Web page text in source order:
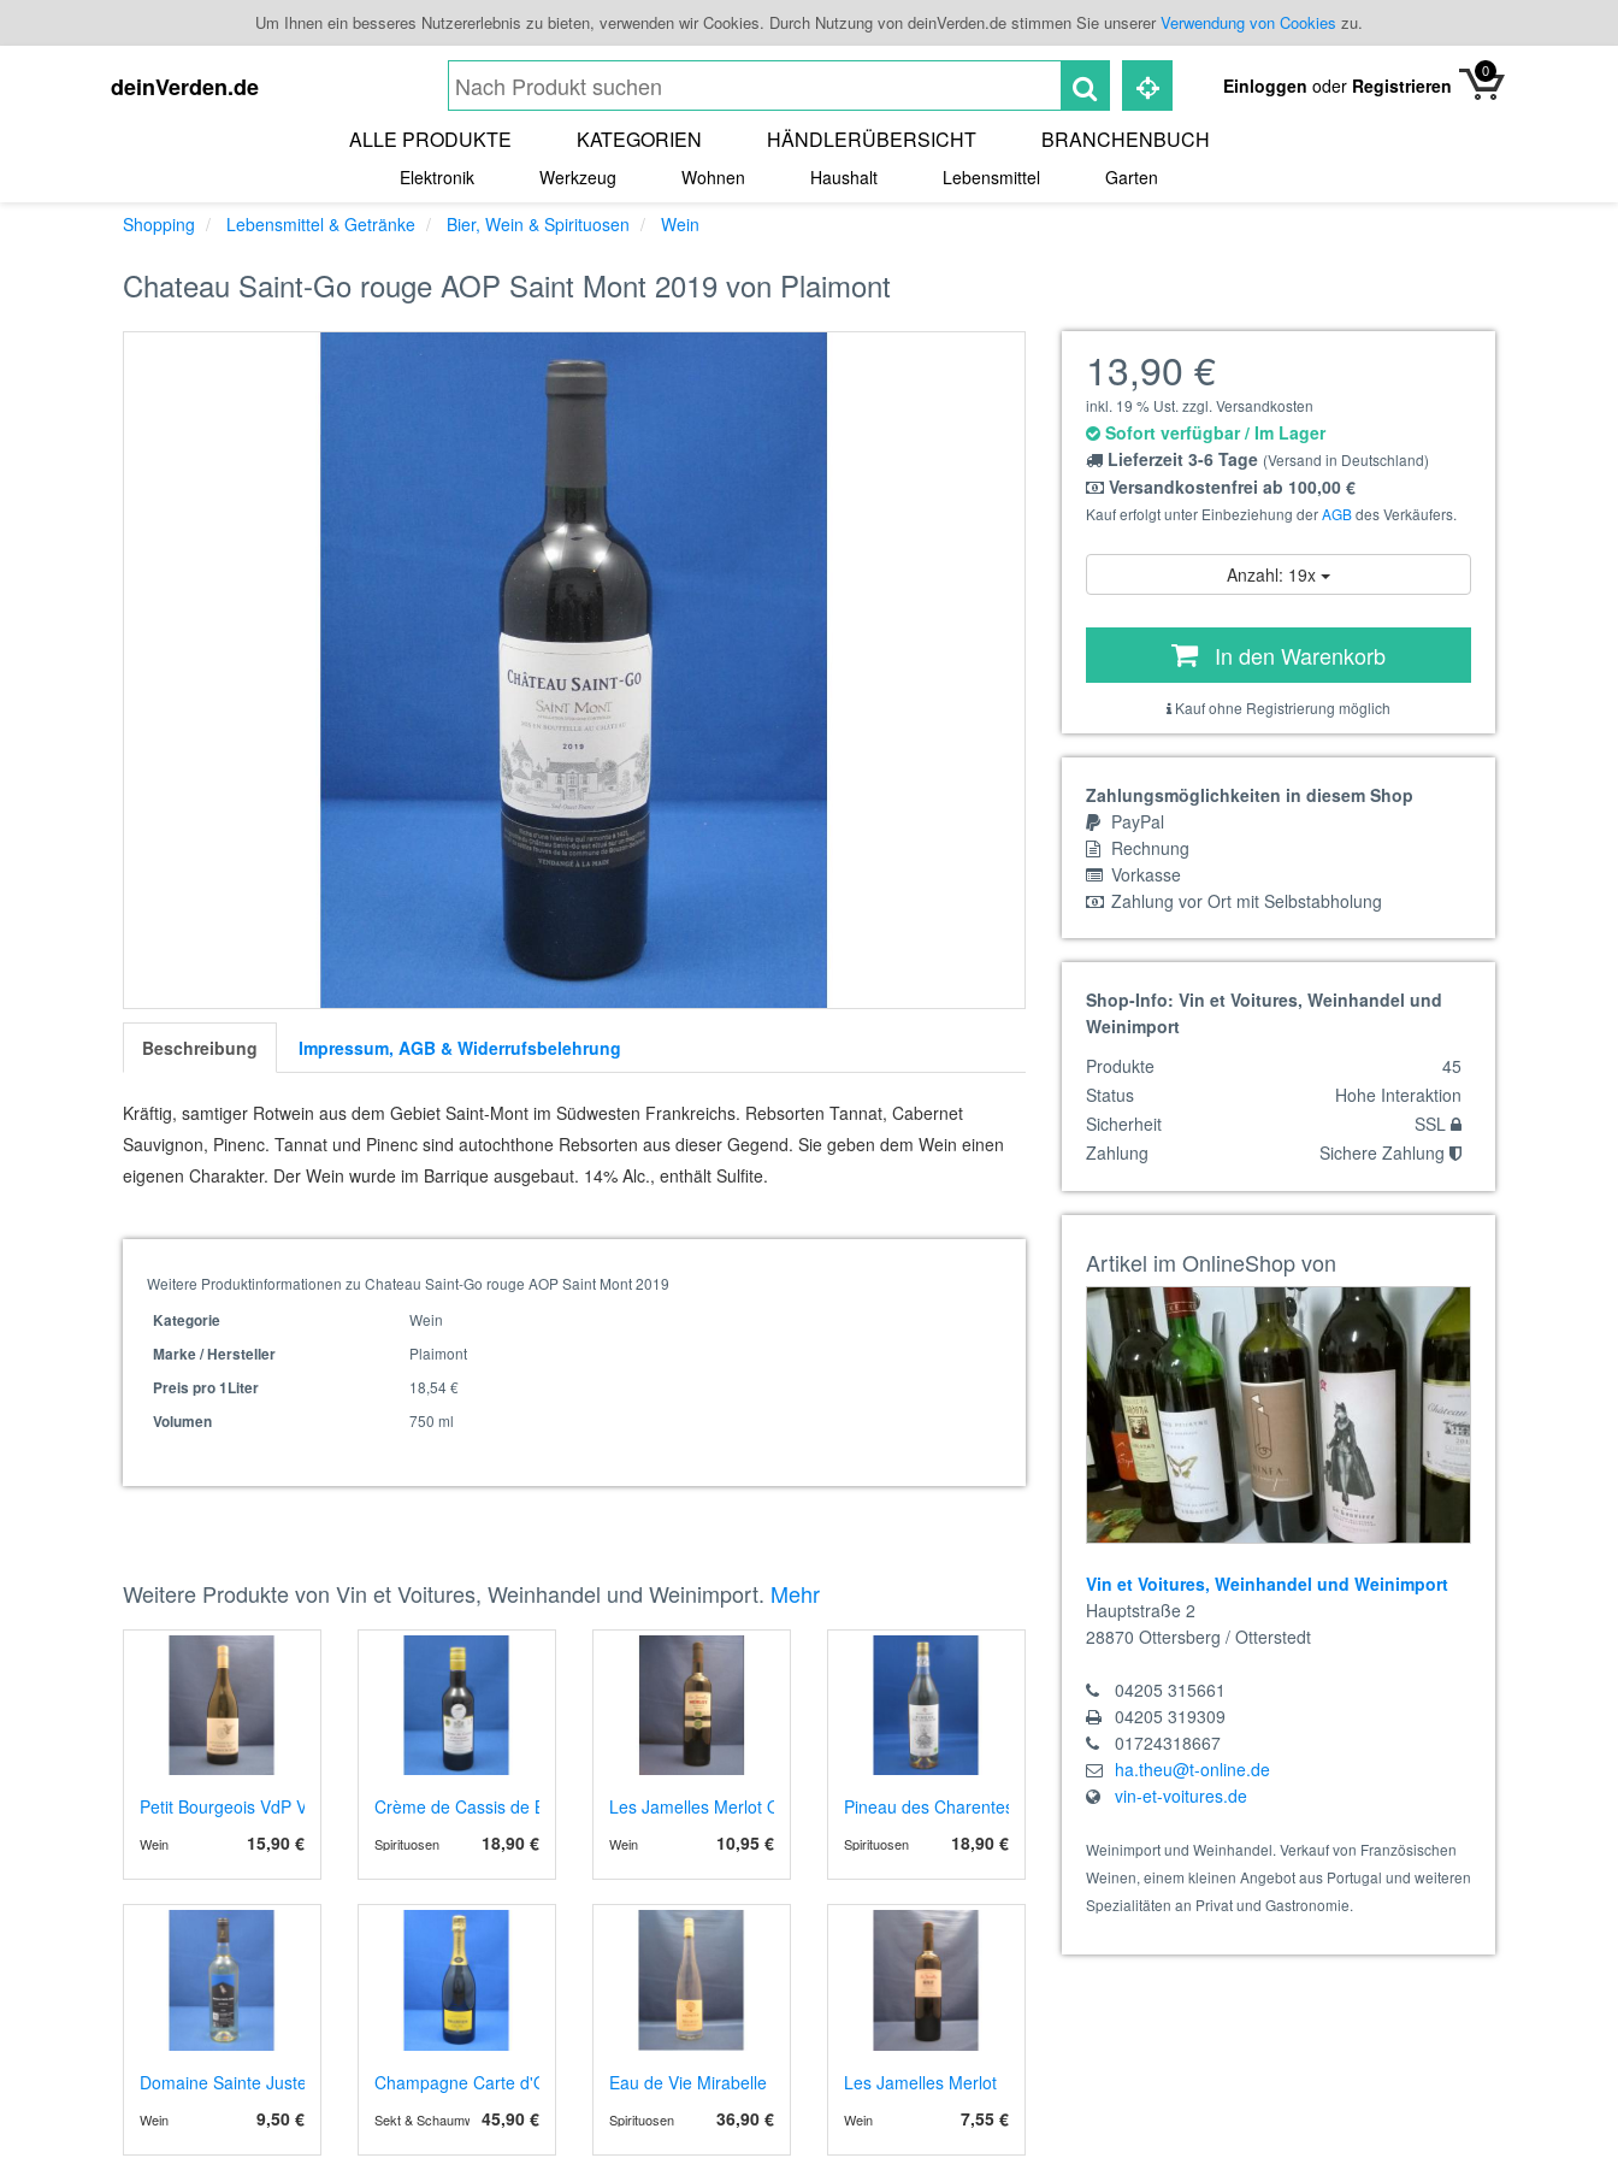
Um Ihnen ein besseres Nutzererlebnis zu bieten, verwenden wir Cookies. Durch Nutzung von deinVerden.de stimmen Sie unsererVerwendung von Cookies zu.
deinVerden.de Einloggen oder Registrieren
0
ALLE PRODUKTE KATEGORIEN HÄNDLERÜBERSICHT BRANCHENBUCH
Elektronik Werkzeug Wohnen Haushalt Lebensmittel
Garten
Shopping
Lebensmittel & Getränke Bier, Wein & Spirituosen Wein
Chateau Saint-Go rouge AOP Saint Mont 2019 von Plaimont
Beschreibung Impressum, AGB & Widerrufsbelehrung
Kräftig, samtiger Rotwein aus dem Gebiet Saint-Mont im Südwesten Frankreichs. Rebsorten Tannat, Cabernet
Sauvignon, Pinenc. Tannat und Pinenc sind autochthone Rebsorten aus dieser Gegend. Sie geben dem Wein einen
eigenen Charakter. Der Wein wurde im Barrique ausgebaut. 14% Alc., enthält Sulfite.
Weitere Produktinformationen zu Chateau Saint-Go rouge AOP Saint Mont 2019
Kategorie
Wein
Marke / Hersteller
Plaimont
Preis pro 1Liter
18,54 €
Volumen
750 ml
Weitere Produkte von Vin et Voitures, Weinhandel und Weinimport. Mehr
Petit Bourgeois VdP Val de Loire 2023
15,90 €
Wein
Crème de Cassis de Bourgogne
18,90 €
Spirituosen
Les Jamelles Merlot Organic
10,95 €
Wein
Pineau des Charentes, Aperitif- Dessertwein, Bio
18,90 €
Spirituosen
Domaine Sainte Juste AOP Corbières 2024 weiss
9,50 €
Wein
Champagne Carte d'Or Brut
45,90 €
Sekt & Schaumwein
Eau de Vie Mirabelle
36,90 €
Spirituosen
Les Jamelles Merlot
7,55 €
Wein
13,90 €
inkl. 19 % Ust. zzgl. Versandkosten
Sofort verfügbar / Im Lager
Lieferzeit 3-6 Tage (Versand in Deutschland)
Versandkostenfrei ab 100,00 €
Kauf erfolgt unter Einbeziehung derAGBdes Verkäufers.
Anzahl: 19x
In den Warenkorb
Kauf ohne Registrierung möglich
Zahlungsmöglichkeiten in diesem Shop
PayPal
Rechnung
Vorkasse
Zahlung vor Ort mit Selbstabholung
Shop-Info: Vin et Voitures, Weinhandel und
Weinimport
Produkte
45
Status
Hohe Interaktion
Sicherheit
SSL
Zahlung
Sichere Zahlung
Artikel im OnlineShop von
Vin et Voitures, Weinhandel und Weinimport
Hauptstraße 2
28870 Ottersberg / Otterstedt
04205 315661
04205 319309
01724318667
ha.theu@t-online.de
vin-et-voitures.de
Weinimport und Weinhandel. Verkauf von Französischen
Weinen, einem kleinen Angebot aus Portugal und weiteren
Spezialitäten an Privat und Gastronomie.